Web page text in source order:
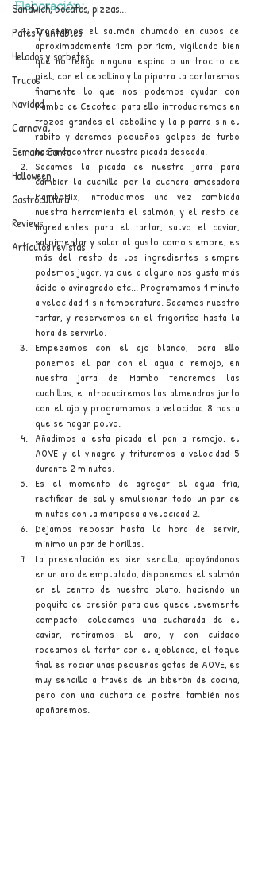
Sandwich, bocatas, pizzas...
Patés y untables
Helados y sorbetes
Trucos
Navidad
Carnaval
Semana Santa
Halloween
Gastrocultura
Reviews
Artículos revistas
Elaboración:
Troceamos el salmón ahumado en cubos de
aproximadamente 1cm por 1cm, vigilando bien
que no tenga ninguna espina o un trocito de
piel, con el cebollino y la piparra la cortaremos
finamente lo que nos podemos ayudar con
Mambo de Cecotec, para ello introduciremos en
trozos grandes el cebollino y la piparra sin el
rabito y daremos pequeños golpes de turbo
hasta encontrar nuestra picada deseada.
Sacamos la picada de nuestra jarra para
cambiar la cuchilla por la cuchara amasadora
MamboMix, introducimos una vez cambiada
nuestra herramienta el salmón, y el resto de
ingredientes para el tartar, salvo el caviar,
salpimentar y salar al gusto como siempre, es
más del resto de los ingredientes siempre
podemos jugar, ya que a alguno nos gusta más
ácido o avinagrado etc... Programamos 1 minuto
a velocidad 1 sin temperatura. Sacamos nuestro
tartar, y reservamos en el frigorífico hasta la
hora de servirlo.
Empezamos con el ajo blanco, para ello
ponemos el pan con el agua a remojo, en
nuestra jarra de Mambo tendremos las
cuchillas, e introduciremos las almendras junto
con el ajo y programamos a velocidad 8 hasta
que se hagan polvo.
Añadimos a esta picada el pan a remojo, el
AOVE y el vinagre y trituramos a velocidad 5
durante 2 minutos.
Es el momento de agregar el agua fría,
rectificar de sal y emulsionar todo un par de
minutos con la mariposa a velocidad 2.
Dejamos reposar hasta la hora de servir,
mínimo un par de horillas.
La presentación es bien sencilla, apoyándonos
en un aro de emplatado, disponemos el salmón
en el centro de nuestro plato, haciendo un
poquito de presión para que quede levemente
compacto, colocamos una cucharada de el
caviar, retiramos el aro, y con cuidado
rodeamos el tartar con el ajoblanco, el toque
final es rociar unas pequeñas gotas de AOVE, es
muy sencillo a través de un biberón de cocina,
pero con una cuchara de postre también nos
apañaremos.